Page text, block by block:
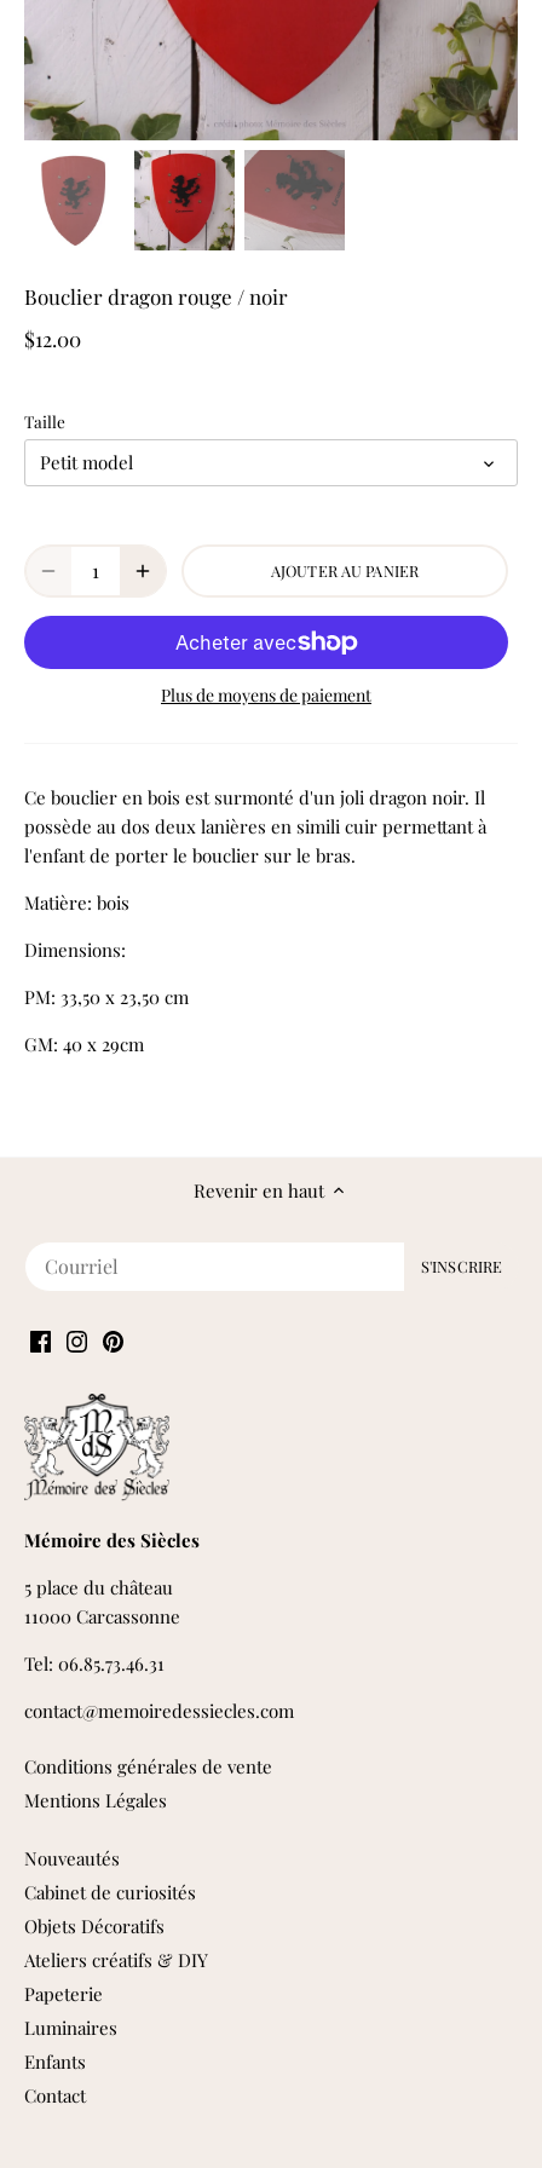
Bouclier dragon rouge / noir
$12.00
Taille
Petit model
AJOUTER AU PANIER
Plus de moyens de paiement
Ce bouclier en bois est surmonté d'un joli dragon noir. Il
possède au dos deux lanières en simili cuir permettant à
l'enfant de porter le bouclier sur le bras.
Matière: bois
Dimensions:
PM: 33,50 x 23,50 cm
GM: 40 x 29cm
Revenir en haut
Mémoire des Siècles
5 place du château
11000 Carcassonne
Tel: 06.85.73.46.31
contact@memoiredessiecles.com
Conditions générales de vente
Mentions Légales
Nouveautés
Cabinet de curiosités
Objets Décoratifs
Ateliers créatifs & DIY
Papeterie
Luminaires
Enfants
Contact